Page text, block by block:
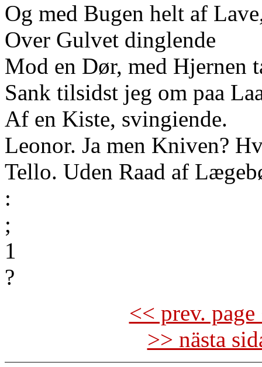
Og med Bugen helt af
Over Gulvet dinglende
Mod en Dør, med Hjernen
Sank tilsidst jeg om paa
Af en Kiste, svingiende.
Leonor. Ja men Kniven?
Tello. Uden Raad af
:
;
1
?
<< prev.
>> nästa